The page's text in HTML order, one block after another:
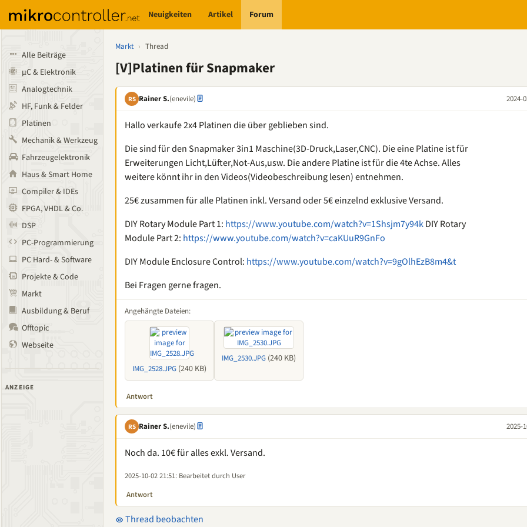
Neuigkeiten Artikel Forum
Alle Beiträge
µC & Elektronik
Analogtechnik
HF, Funk & Felder
Platinen
Mechanik & Werkzeug
Fahrzeugelektronik
Haus & Smart Home
Compiler & IDEs
FPGA, VHDL & Co.
DSP
PC-Programmierung
PC Hard- & Software
Projekte & Code
Markt
Ausbildung & Beruf
Offtopic
Webseite
ANZEIGE
Markt › Thread
[V]Platinen für Snapmaker
RS Rainer S.(enevile) 2024-
Hallo verkaufe 2x4 Platinen die über geblieben sind.
Die sind für den Snapmaker 3in1 Maschine(3D-Druck,Laser,CNC). Die eine Platine ist für
Erweiterungen Licht,Lüfter,Not-Aus,usw. Die andere Platine ist für die 4te Achse. Alles
weitere könnt ihr in den Videos(Videobeschreibung lesen) entnehmen.
25€ zusammen für alle Platinen inkl. Versand oder 5€ einzelnd exklusive Versand.
DIY Rotary Module Part 1: https://www.youtube.com/watch?v=1Shsjm7y94kDIY Rotary
Module Part 2: https://www.youtube.com/watch?v=caKUuR9GnFo
DIY Module Enclosure Control: https://www.youtube.com/watch?v=9gOlhEzB8m4&t
Bei Fragen gerne fragen.
Angehängte Dateien:
IMG_2528.JPG (240 KB)
IMG_2530.JPG (240 KB)
Antwort
RS Rainer S.(enevile) 2025-
Noch da. 10€ für alles exkl. Versand.
2025-10-02 21:51: Bearbeitet durch User
Antwort
Thread beobachten